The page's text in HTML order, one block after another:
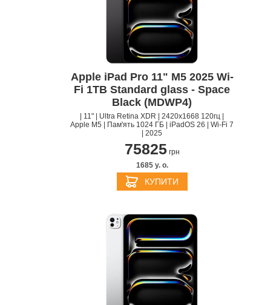
Apple iPad Pro 11" M5 2025 Wi-
Fi 1TB Standard glass - Space
Black (MDWP4)
| 11" | Ultra Retina XDR | 2420x1668 120гц |
Apple M5 | Пам'ять 1024 ГБ | iPadOS 26 | Wi-Fi 7
| 2025
75825грн
1685 y. о.
КУПИТИ